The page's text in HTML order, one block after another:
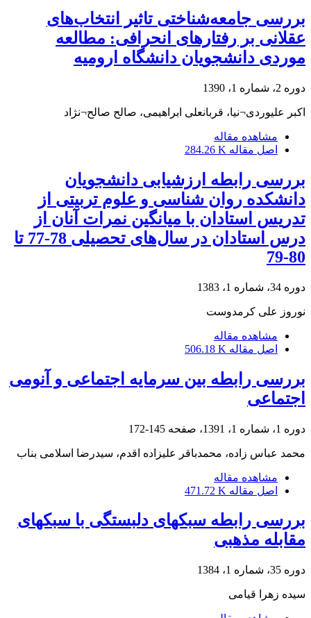
بررسی جامعه‌شناختی تاثیر انتخاب‌های
عقلانی بر رفتارهای انحرافی: مطالعه
موردی دانشجویان دانشگاه ارومیه
دوره 2، شماره 1، 1390
اکبر علیوردی¬نیا، قربانعلی ابراهیمی، صالح صالح¬نژاد
مشاهده مقاله
اصل مقاله 284.26 K
بررسی رابطه ارزشیابی دانشجویان
دانشکده روان شناسی و علوم تربیتی از
تدریس استادان با میانگین نمرات آنان از
درس استادان در سال‌های تحصیلی 78-77 تا
80-79
دوره 34، شماره 1، 1383
نوروز علی کرمدوست
مشاهده مقاله
اصل مقاله 506.18 K
بررسی رابطه بین سرمایه اجتماعی و آنومی
اجتماعی
دوره 1، شماره 1، 1391، صفحه 145-172
محمد عباس زاده، محمدباقر علیزاده اقدم، سیدرضا اسلامی بناب
مشاهده مقاله
اصل مقاله 471.72 K
بررسی رابطه سبکهای دلبستگی با سبکهای
مقابله مذهبی
دوره 35، شماره 1، 1384
سیده زهرا قیامی